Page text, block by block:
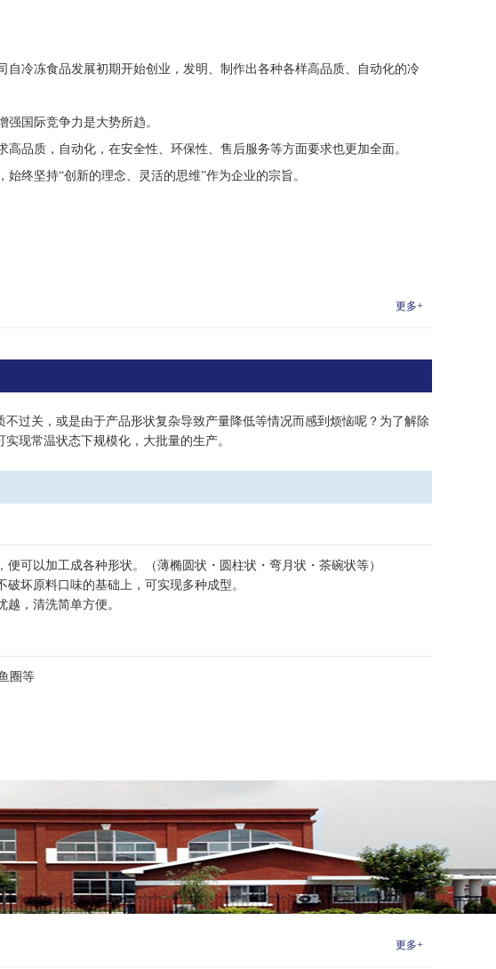
自冷冻食品发展初期开始创业，发明、制作出各种各样高品质、自动化的冷
国际竞争力是大势所趋。
品质，自动化，在安全性、环保性、售后服务等方面要求也更加全面。
终坚持“创新的理念、灵活的思维”作为企业的宗旨。
更多+
过关，或是由于产品形状复杂导致产量降低等情况而感到烦恼呢？为了解除
现常温状态下规模化，大批量的生产。
便可以加工成各种形状。（薄椭圆状・圆柱状・弯月状・茶碗状等）
破坏原料口味的基础上，可实现多种成型。
越，清洗简单方便。
圈等
更多+